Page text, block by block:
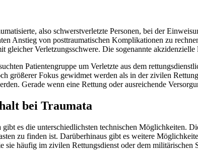
also schwerstverletzte Personen, bei der
Anstieg von posttraumatischen Komplikationen zu
gleicher Verletzungsschwere. Die sogenannte
Patientengruppe um Verletzte aus dem
größerer Fokus gewidmet werden als in der zivilen
Gerade wenn eine Rettung oder ausreichende
bei Traumata
es die unterschiedlichsten technischen Möglichkeiten.
zu finden ist. Darüberhinaus gibt es weitere
häufig im zivilen Rettungsdienst oder dem militärischen